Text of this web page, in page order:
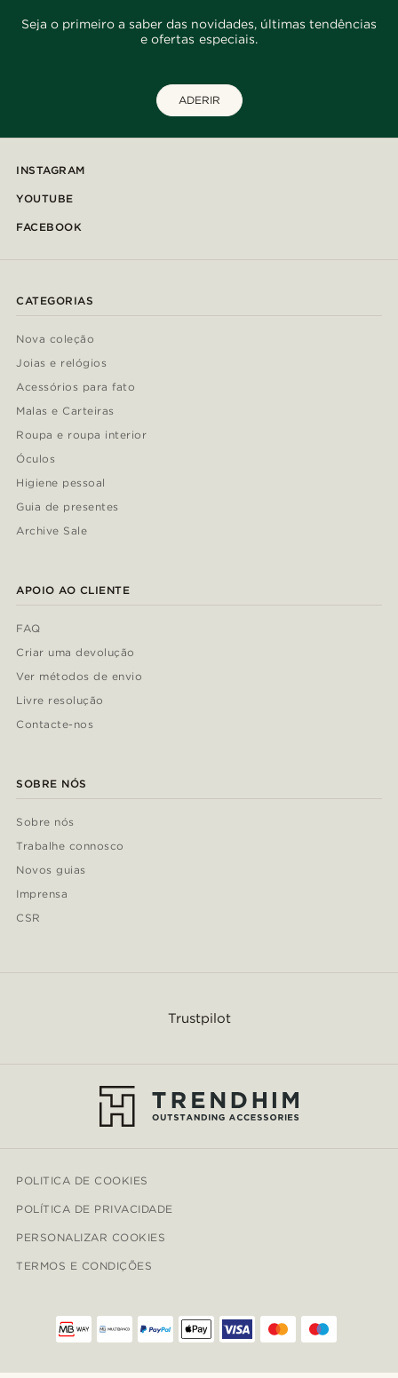
Seja o primeiro a saber das novidades, últimas tendências
e ofertas especiais.
ADERIR
INSTAGRAM
YOUTUBE
FACEBOOK
CATEGORIAS
Nova coleção
Joias e relógios
Acessórios para fato
Malas e Carteiras
Roupa e roupa interior
Óculos
Higiene pessoal
Guia de presentes
Archive Sale
APOIO AO CLIENTE
FAQ
Criar uma devolução
Ver métodos de envio
Livre resolução
Contacte-nos
SOBRE NÓS
Sobre nós
Trabalhe connosco
Novos guias
Imprensa
CSR
Trustpilot
POLITICA DE COOKIES
POLÍTICA DE PRIVACIDADE
PERSONALIZAR COOKIES
TERMOS E CONDIÇÕES